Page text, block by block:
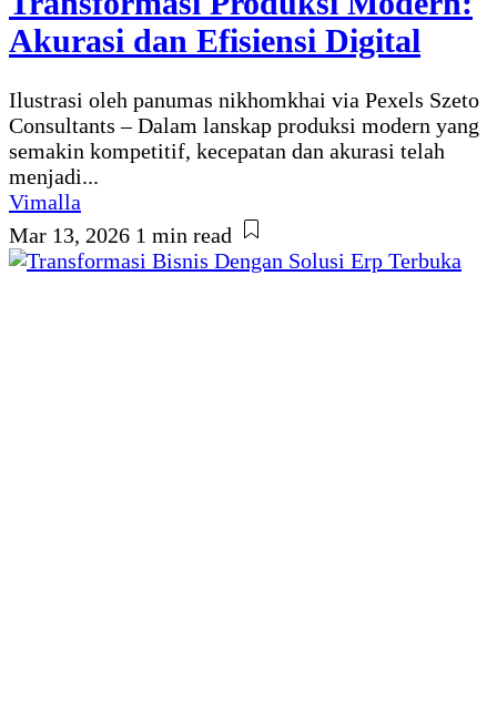
Akurasi dan Efisiensi Digital
Ilustrasi oleh panumas nikhomkhai via Pexels Szeto
Consultants – Dalam lanskap produksi modern yang
semakin kompetitif, kecepatan dan akurasi telah
menjadi...
Vimalla
Mar 13, 2026 1 min read